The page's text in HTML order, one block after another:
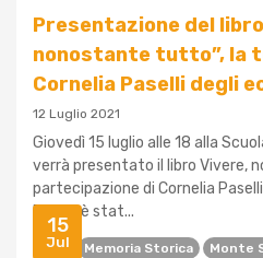
15
Jul
Presentazione del
nonostante tutto”, la
Cornelia Paselli degli
12 Luglio 2021
Giovedì 15 luglio alle 18 alla
verrà presentato il libro Vivere,
partecipazione di Cornelia
Paselli è stat...
Libri Memoria Storica Monte